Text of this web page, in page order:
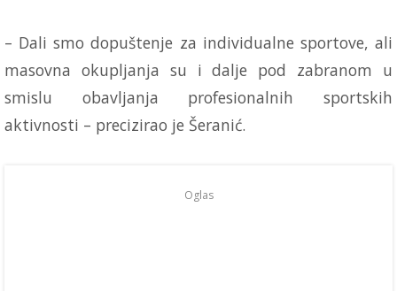
– Dali smo dopuštenje za individualne sportove, ali
masovna okupljanja su i dalje pod zabranom u
smislu obavljanja profesionalnih sportskih
aktivnosti – precizirao je Šeranić.
Oglas